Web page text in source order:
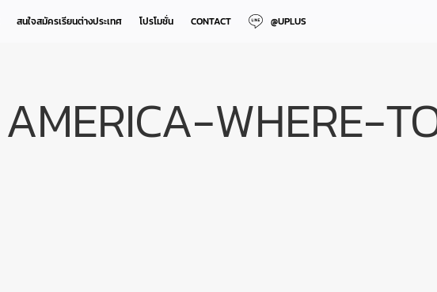
สนใจสมัครเรียนต่างประเทศ โปรโมชั่น CONTACT @UPLUS
AMERICA-WHERE-